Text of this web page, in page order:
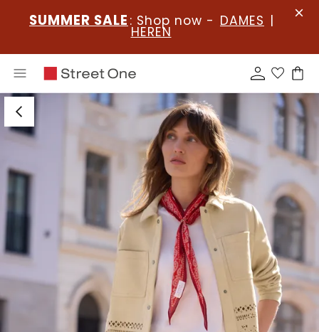
SUMMER SALE : Shop now - DAMES |
HEREN